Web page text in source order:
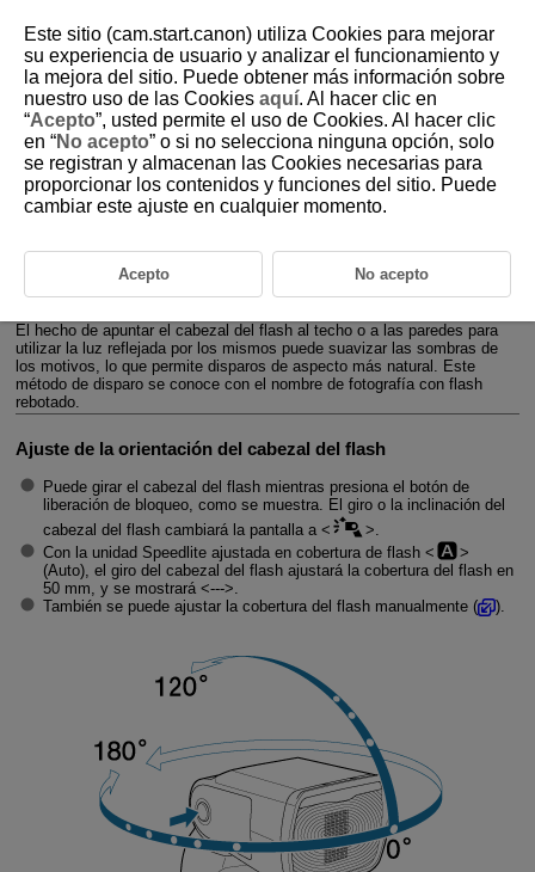
D393-021
Rebote
Fotografía con flash de alcance cercano
Disparo con brillo ocular
Disparo con un adaptador de rebote
El hecho de apuntar el cabezal del flash al techo o a las paredes para
utilizar la luz reflejada por los mismos puede suavizar las sombras de
los motivos, lo que permite disparos de aspecto más natural. Este
método de disparo se conoce con el nombre de fotografía con flash
rebotado.
Ajuste de la orientación del cabezal del flash
Puede girar el cabezal del flash mientras presiona el botón de
liberación de bloqueo, como se muestra. El giro o la inclinación del
cabezal del flash cambiará la pantalla a
Con la unidad Speedlite ajustada en cobertura de flash
(Auto), el giro del cabezal del flash ajustará la cobertura del flash en
50 mm, y se mostrará ---
También se puede ajustar la cobertura del flash manualmente (
).
Este sitio (cam.start.canon) utiliza Cookies para mejorar
su experiencia de usuario y analizar el funcionamiento y
la mejora del sitio. Puede obtener más información sobre
nuestro uso de las Cookies aquí. Al hacer clic en
“Acepto”, usted permite el uso de Cookies. Al hacer clic
en “No acepto” o si no selecciona ninguna opción, solo
se registran y almacenan las Cookies necesarias para
proporcionar los contenidos y funciones del sitio. Puede
cambiar este ajuste en cualquier momento.
Acepto No acepto